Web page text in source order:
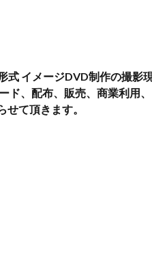
イメージDVD制作の撮影
ド、配布、販売、商業利用
て頂きます。